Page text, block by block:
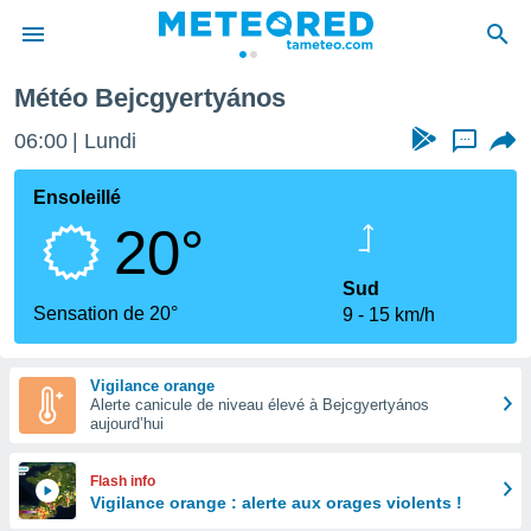
de
Météo Bejcgyertyános
06:00 Lundi ...
Ensoleillé
20°
Sensation de 20°
Sud
9
15 km/h
Vigilance orange
Alerte canicule de niveau élevé à Bejcgyertyános
aujourd’hui
Flash info
Vigilance orange : alerte aux orages violents !